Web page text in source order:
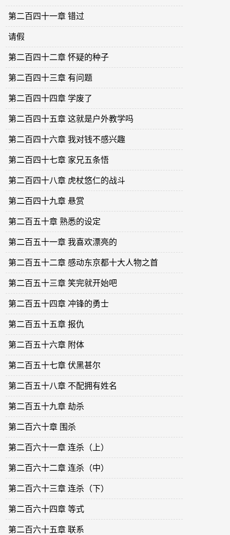
第二百四十一章 错过
请假
第二百四十二章 怀疑的种子
第二百四十三章 有问题
第二百四十四章 学废了
第二百四十五章 这就是户外教学吗
第二百四十六章 我对钱不感兴趣
第二百四十七章 家兄五条悟
第二百四十八章 虎杖悠仁的战斗
第二百四十九章 悬赏
第二百五十章 熟悉的设定
第二百五十一章 我喜欢漂亮的
第二百五十二章 感动东京都十大人物之首
第二百五十三章 笑完就开始吧
第二百五十四章 冲锋的勇士
第二百五十五章 报仇
第二百五十六章 附体
第二百五十七章 伏黑甚尔
第二百五十八章 不配拥有姓名
第二百五十九章 劫杀
第二百六十章 围杀
第二百六十一章 连杀（上）
第二百六十二章 连杀（中）
第二百六十三章 连杀（下）
第二百六十四章 等式
第二百六十五章 联系